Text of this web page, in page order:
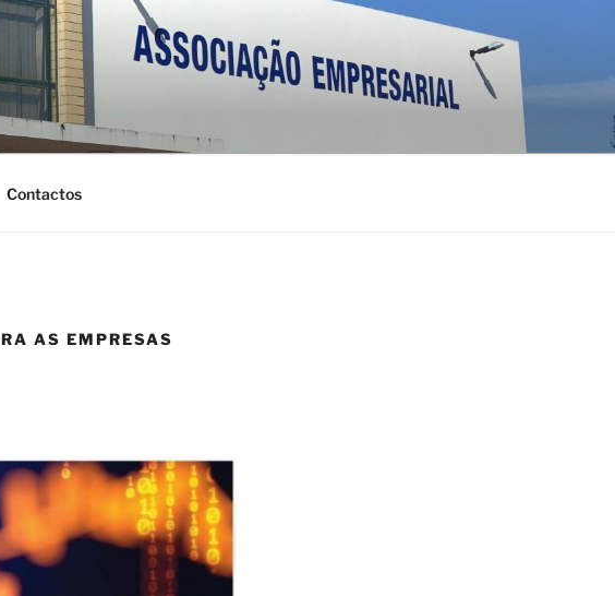
Contactos
AS EMPRESAS